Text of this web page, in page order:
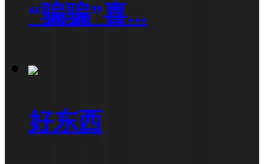
“骗骗”喜...
好东西